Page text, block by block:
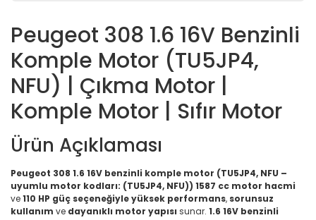
Peugeot 308 1.6 16V Benzinli
Komple Motor (TU5JP4,
NFU) | Çıkma Motor |
Komple Motor | Sıfır Motor
Ürün Açıklaması
Peugeot 308 1.6 16V benzinli komple motor (TU5JP4, NFU –
uyumlu motor kodları: (TU5JP4, NFU)) 1587 cc motor hacmi
ve110 HP güç seçeneğiyleyüksek performans, sorunsuz
kullanım ve dayanıklı motor yapısı sunar. 1.6 16V benzinli